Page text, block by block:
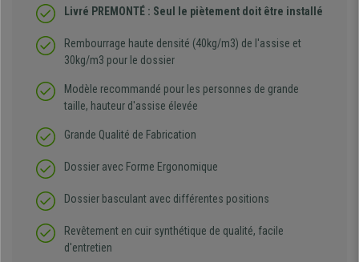
Livré PREMONTÉ : Seul le piètement doit être installé
Rembourrage haute densité (40kg/m3) de l'assise et
30kg/m3 pour le dossier
Modèle recommandé pour les personnes de grande
taille, hauteur d'assise élevée
Grande Qualité de Fabrication
Dossier avec Forme Ergonomique
Dossier basculant avec différentes positions
Revêtement en cuir synthétique de qualité, facile
d'entretien